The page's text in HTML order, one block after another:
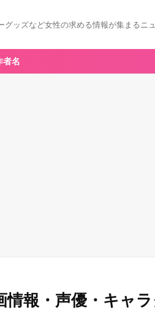
グッズなど女性の求める情報が集まるニ
者名
報・声優・キャ